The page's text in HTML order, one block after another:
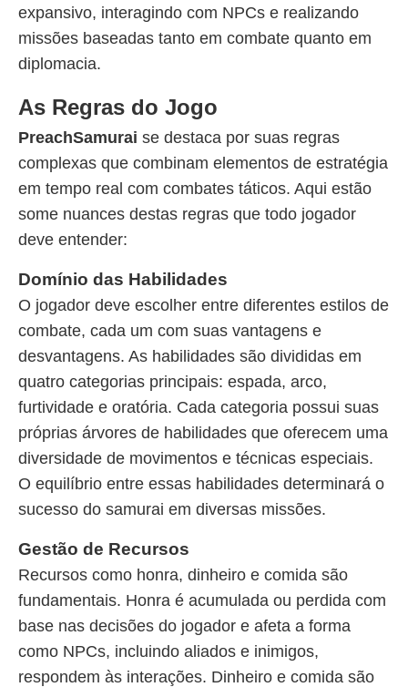
expansivo, interagindo com NPCs e realizando
missões baseadas tanto em combate quanto em
diplomacia.
As Regras do Jogo
PreachSamurai se destaca por suas regras
complexas que combinam elementos de estratégia
em tempo real com combates táticos. Aqui estão
some nuances destas regras que todo jogador
deve entender:
Domínio das Habilidades
O jogador deve escolher entre diferentes estilos de
combate, cada um com suas vantagens e
desvantagens. As habilidades são divididas em
quatro categorias principais: espada, arco,
furtividade e oratória. Cada categoria possui suas
próprias árvores de habilidades que oferecem uma
diversidade de movimentos e técnicas especiais.
O equilíbrio entre essas habilidades determinará o
sucesso do samurai em diversas missões.
Gestão de Recursos
Recursos como honra, dinheiro e comida são
fundamentais. Honra é acumulada ou perdida com
base nas decisões do jogador e afeta a forma
como NPCs, incluindo aliados e inimigos,
respondem às interações. Dinheiro e comida são